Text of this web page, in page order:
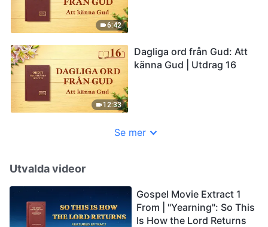
6:42
12:33
Dagliga ord från Gud: Att
känna Gud | Utdrag 16
Se mer
Utvalda videor
Gospel Movie Extract 1
From | "Yearning": So This
Is How the Lord Returns